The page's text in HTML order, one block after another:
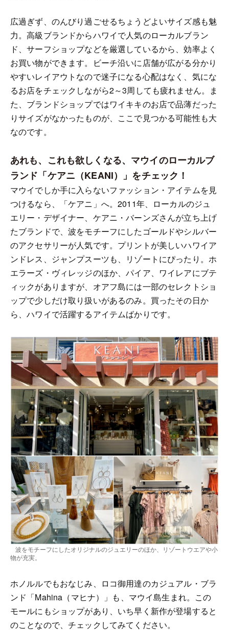
広過ぎず、のんびり過ごせるちょうどよいサイズ感も魅
力。高級ブランドからハワイで人気のローカルブラン
ド、サーフショップなどを厳選しているから、効率よく
お買い物ができます。ビーチ沿いに店舗が広がる分かり
やすいレイアウトなので迷子になる心配はなく、気にな
るお店をチェックしながら2～3周しても疲れません。ま
た、ブランドショップではワイキキのお店で品薄だった
りサイズがなかったものが、ここで見つかる可能性も大
なのです。
あれも、これも欲しくなる、マウイのローカルブ
ランド「ケアニ（KEANI）」をチェック！
マウイでしか手に入らないファッション・アイテムを見
つけるなら、「ケアニ」へ。2011年、ローカルのジュ
エリー・デザイナー、ケアニ・バーンズさんが立ち上げ
たブランドで、波をモチーフにしたゴールドやシルバー
のアクセサリーが人気です。プリントが美しいハワイア
ンドレス、ジャンプスーツも、リゾートにぴったり。ホ
エラーズ・ヴィレッジのほか、パイア、ワイレアにブテ
ィックがありますが、オアフ島には一部のセレクトショ
ップで少しだけ取り扱いがあるのみ。買ったその日か
ら、ハワイで活躍するアイテムばかりです。
波をモチーフにしたオリジナルのジュエリーのほか、リゾートウエアや小
物が充実。
ホノルルでもおなじみ、ロコ御用達のカジュアル・ブラ
ンド「Mahina（マヒナ）」も、マウイ島生まれ。この
モールにもショップがあり、いち早く新作が登場すると
のことなので、チェックしてみてください。